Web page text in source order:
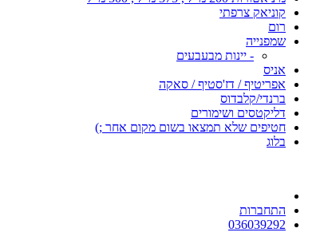
קוניאק צרפתי
רום
שמפנייה
- יינות מבעבעים
אניס
אפריטיף / דז'סטיף / סאקה
ברנדי/קלבדוס
דליקטסים ושימורים
חטיפים שלא תמצאו בשום מקום אחר ;)
בלוג
התחברות
036039292